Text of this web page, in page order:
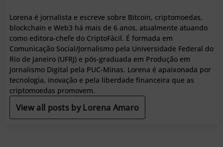
Lorena é jornalista e escreve sobre Bitcoin, criptomoedas,
blockchain e Web3 há mais de 6 anos, atualmente atuando
como editora-chefe do CriptoFácil. É formada em
Comunicação Social/Jornalismo pela Universidade Federal do
Rio de Janeiro (UFRJ) e pós-graduada em Produção em
Jornalismo Digital pela PUC-Minas. Lorena é apaixonada por
tecnologia, inovação e pela liberdade financeira que as
criptomoedas promovem.
View all posts by Lorena Amaro